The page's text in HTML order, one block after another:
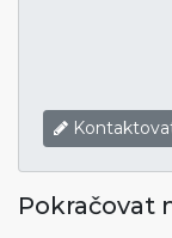
Pokračovat